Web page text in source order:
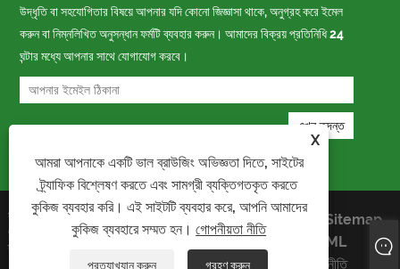
X
আমরা আপনাকে একটি ভাল ব্রাউজিং অভিজ্ঞতা দিতে, সাইটের
ট্র্যাফিক বিশ্লেষণ করতে এবং সামগ্রী ব্যক্তিগতকৃত করতে
কুকিজ ব্যবহার করি। এই সাইটটি ব্যবহার করে, আপনি আমাদের
কুকিজ ব্যবহারে সম্মত হন।গোপনীয়তা নীতি
প্রত্যাখ্যান করুন গ্রহণ করুন
উদ্ধৃতি বা সহযোগিতার বিষয়ে আপনার যদি কোনো জিজ্ঞাসা থাকে, অনুগ্রহ করে ইমেল
করুন বা নিম্নলিখিত অনুসন্ধান ফর্মটি ব্যবহার করুন। আমাদের বিক্রয় প্রতিনিধি 24
ঘন্টার মধ্যে আপনার সাথে যোগাযোগ করবে।
কপিরাইট © 2023 Kaiyu Package Industry
Co., Limited - অটো ব্যাগ, Bopp ব্যাগ, অটো প্যাকিং
ব্যাগ - সর্বস্বত্ব সংরক্ষিত
Sitemap
XML
গোপনীয়তা নীতি